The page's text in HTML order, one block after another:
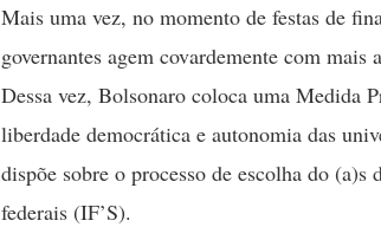
Mais uma vez, no momento de festas de
governantes agem covardemente com mais
Dessa vez, Bolsonaro coloca uma Medida
liberdade democrática e autonomia das
dispõe sobre o processo de escolha do
federais (IF’S).